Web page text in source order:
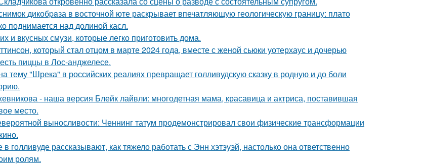
дикобpaза в восточной юте раскрывает впечатляющую геологическую границу: плато
поднимается над долиной касл.
и вкусных смузи, которые легко приготовить дома.
который стал отцом в марте 2024 года, вместе с женой сьюки уотерхаус и дочерью
пиццы в Лос-анджелесе.
тему "Шрека" в российских реалиях превращает голливудскую сказку в родную и до боли
- наша версия Блейк лайвли: многодетная мама, красавица и актриса, поставившая
место.
выносливости: Ченнинг татум продемонстрировал свои физические трансформации
голливуде рассказывают, как тяжело работать с Энн хэтэуэй, настолько она ответственно
ролям.